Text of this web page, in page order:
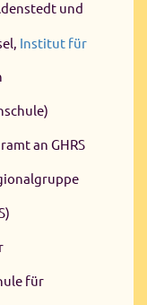
und
Institut für
an GHRS
für